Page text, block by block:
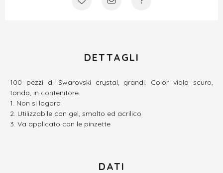
DETTAGLI
100 pezzi di Swarovski crystal, grandi. Color viola scuro,
tondo, in contenitore.
Non si logora
Utilizzabile con gel, smalto ed acrilico
Va applicato con le pinzette
DATI